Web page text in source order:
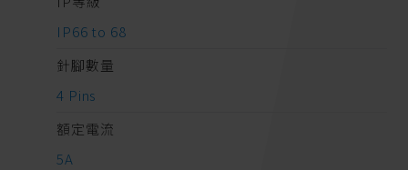
IP66 to 68
針腳數量
4 Pins
額定電流
5A